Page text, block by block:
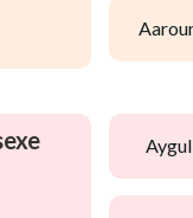
aygul